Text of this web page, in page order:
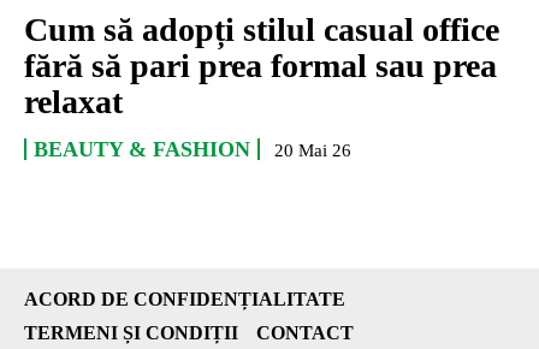
Cum să adopți stilul casual office
fără să pari prea formal sau prea
relaxat
BEAUTY & FASHION 20 Mai 26
ACORD DE CONFIDENȚIALITATE
TERMENI ȘI CONDIȚII
CONTACT